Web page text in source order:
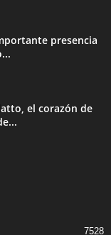
presencia
el corazón de
7528